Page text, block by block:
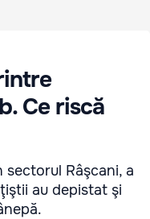
Ce riscă
Râşcani, a
au depistat şi